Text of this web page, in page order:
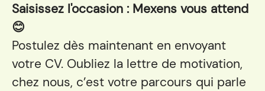
Saisissez l'occasion : Mexens vous attend
😊
Postulez dès maintenant en envoyant
votre CV. Oubliez la lettre de motivation,
chez nous, c’est votre parcours qui parle